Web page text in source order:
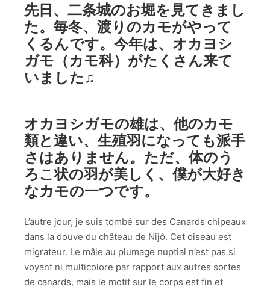
先日、二条城のお堀を見てきまし
た。毎冬、渡りのカモがやって
くるんです。今年は、オカヨシ
ガモ（カモ科）がたくさん来て
いました♫
オカヨシガモの雄は、他のカモ
類と違い、生殖羽になっても派手
さはありません。ただ、体のう
ろこ状の羽が美しく、僕が大好き
なカモの一つです。
L’autre jour, je suis tombé sur des Canards chipeaux
dans la douve du château de Nijô. Cet oiseau est
migrateur. Le mâle au plumage nuptial n’est pas si
voyant ni multicolore par rapport aux autres sortes
de canards, mais le motif sur le corps est fin et